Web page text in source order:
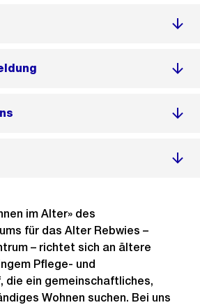
im Alter» des
für das Alter Rebwies –
– richtet sich an ältere
Pflege- und
die ein gemeinschaftliches,
Wohnen suchen. Bei uns